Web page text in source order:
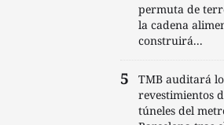
permuta de
la cadena
construirá...
TMB auditará
revestimientos
túneles del